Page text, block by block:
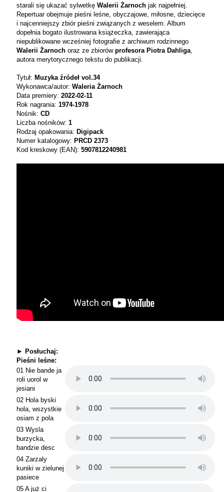
starali się ukazać sylwetkę Walerii Żarnoch jak najpełniej.
Repertuar obejmuje pieśni leśne, obyczajowe, miłosne, dziecięce
i najcenniejszy zbiór pieśni związanych z weselem. Album
dopełnia bogato ilustrowana książeczka, zawierająca
niepublikowane wcześniej fotografie z archiwum rodzinnego
Walerii Żarnoch oraz ze zbiorów profesora Piotra Dahliga,
autora merytorycznego tekstu do publikacji.
Tytuł: Muzyka źródeł vol.34
Wykonawca/autor: Waleria Żarnoch
Data premiery: 2022-02-11
Rok nagrania: 1974-1978
Nośnik: CD
Liczba nośników: 1
Rodzaj opakowania: Digipack
Numer katalogowy: PRCD 2373
Kod kreskowy (EAN): 5907812240981
► Posłuchaj:
Pieśni leśne:
01 Nie bande ja
roli uorol w
jesiani
02 Hola byski
hola, wszystkie
osiam z pola
03 Wysla
burzycka,
bandzie desc
04 Zarzaly
kuniki w zielunej
pasiece
05 A już ci